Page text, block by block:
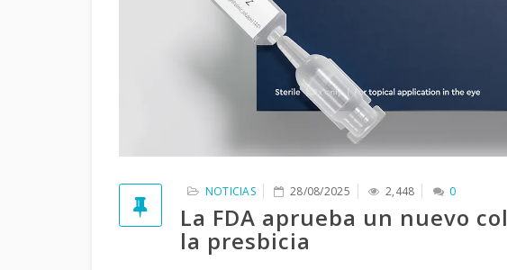
NOTICIAS 28/08/2025 2,448 0
La FDA aprueba un nuevo
la presbicia